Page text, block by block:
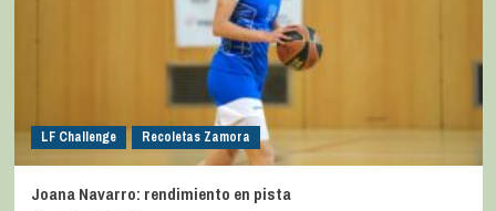
LF Challenge Recoletas Zamora
Joana Navarro: rendimiento en pista